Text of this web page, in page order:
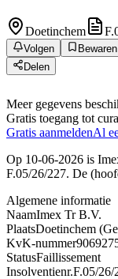
Doetinchem
Volgen
Bewaren
Delen
Meer gegevens
Gratis toegang tot
Gratis aanmeldenAl
Op 10-06-2026 is
F.05/26/227. De
Algemene informatie
NaamImex Tr B.V.
PlaatsDoetinchem
KvK-nummer
StatusFaillissement
Insolventienr.F.05/26/